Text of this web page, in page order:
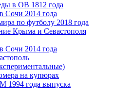
в ОВ 1812 года
Сочи 2014 года
по футболу 2018 года
Крыма и Севастополя
Сочи 2014 года
на купюрах
года выпуска